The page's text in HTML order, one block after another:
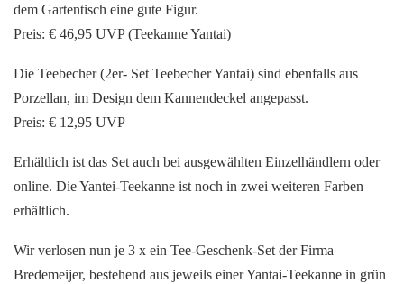
dem Gartentisch eine gute Figur.
Preis: € 46,95 UVP (Teekanne Yantai)
Die Teebecher (2er- Set Teebecher Yantai) sind ebenfalls aus
Porzellan, im Design dem Kannendeckel angepasst.
Preis: € 12,95 UVP
Erhältlich ist das Set auch bei ausgewählten Einzelhändlern oder
online. Die Yantei-Teekanne ist noch in zwei weiteren Farben
erhältlich.
Wir verlosen nun je 3 x ein Tee-Geschenk-Set der Firma
Bredemeijer, bestehend aus jeweils einer Yantai-Teekanne in grün